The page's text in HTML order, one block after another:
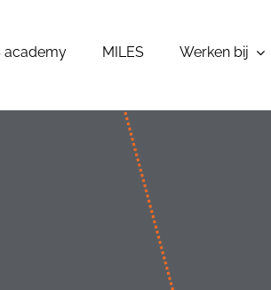
academy MILES Werken bij